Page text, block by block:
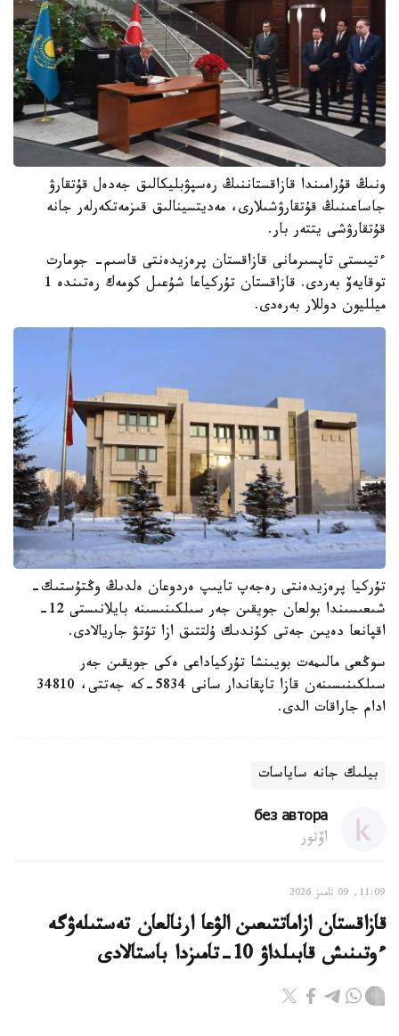
ونىڭ قۇرامىندا قازاقستاننىڭ رەسپۋبليكالىق جەدەل قۇتقارۋ
جاساعىنىڭ قۇتقارۋشىلارى، مەديتسينالىق قىزمەتكەرلەر جانە
قۇتقارۋشى يتتەر بار.
ءتيىستى تاپسىرمانى قازاقستان پرەزيدەنتى قاسىم- جومارت
توقايەۆ بەردى. قازاقستان تۇركياعا شۇعىل كومەك رەتىندە 1
ميلليون دوللار بەرەدى.
تۇركيا پرەزيدەنتى رەجەپ تايىپ ەردوعان ەلدىڭ وڭتۇستىك-
شىعىسىندا بولعان جويقىن جەر سىلكىنىسىنە بايلانىستى 12-
اقپانعا دەيىن جەتى كۇندىك ۇلتتىق ازا تۇتۋ جاريالادى.
سوڭعى مالىمەت بويىنشا تۇركياداعى ەكى جويقىن جەر
سىلكىنىسىنەن قازا تاپقاندار سانى 5834-كە جەتتى، 34810
ادام جاراقات الدى.
بيلىك جانە ساياسات
без автора
اۆتور
11:09, 09 تامىز 2026
قازاقستان ازاماتتىعىن الۋعا ارنالعان تەستىلەۋگە
ءوتىنىش قابىلداۋ 10-تامىزدا باستالادى